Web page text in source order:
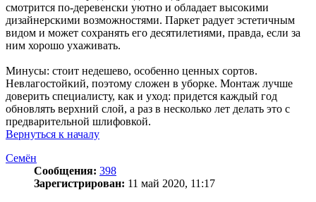
смотрится по-деревенски уютно и обладает высокими
дизайнерскими возможностями. Паркет радует эстетичным
видом и может сохранять его десятилетиями, правда, если за
ним хорошо ухаживать.
Минусы: стоит недешево, особенно ценных сортов.
Невлагостойкий, поэтому сложен в уборке. Монтаж лучше
доверить специалисту, как и уход: придется каждый год
обновлять верхний слой, а раз в несколько лет делать это с
предварительной шлифовкой.
Вернуться к началу
Семён
Сообщения: 398
Зарегистрирован: 11 май 2020, 11:17